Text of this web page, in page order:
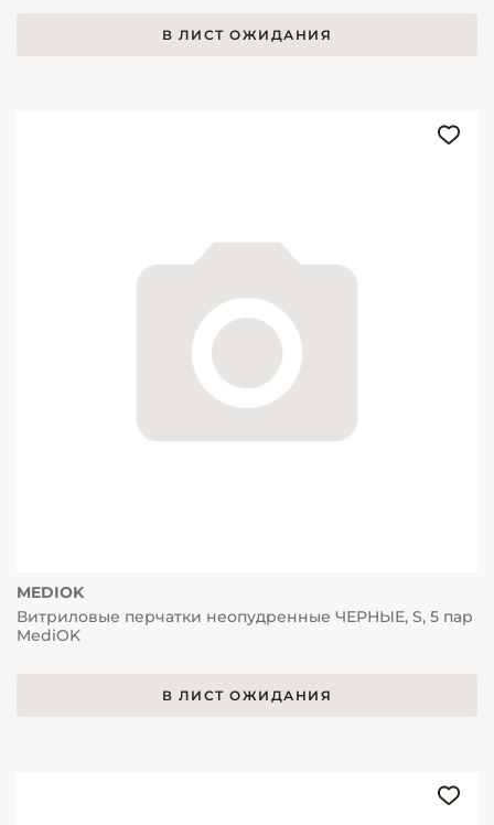
В ЛИСТ ОЖИДАНИЯ
MEDIOK
Витриловые перчатки неопудренные ЧЕРНЫЕ, S, 5 пар
MediOK
В ЛИСТ ОЖИДАНИЯ